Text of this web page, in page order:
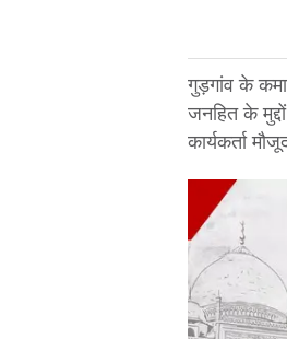
गुड़गांव के
जनहित के
कार्यकर्ता